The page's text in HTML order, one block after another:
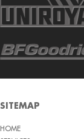
BCT
BF GOODRICH
BOTO
BRIDGESTON
SITEMAP
HOME